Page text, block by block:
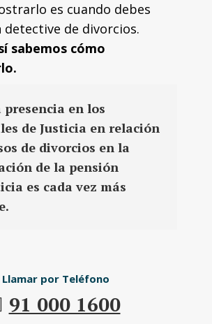
es cuando debes
detective de divorcios.
sabemos cómo
presencia en los
de Justicia en relación
de divorcios en la
de la pensión
es cada vez más
Llamar por Teléfono
91 000 1600